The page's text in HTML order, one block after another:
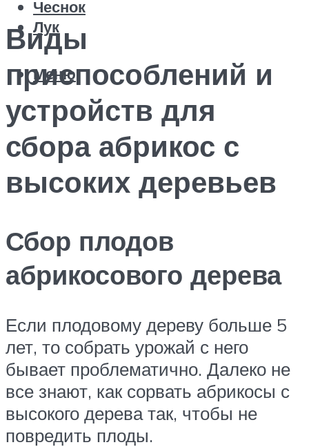
Чеснок
Лук
Меню
Виды
приспособлений и
устройств для
сбора абрикос с
высоких деревьев
Сбор плодов
абрикосового дерева
Если плодовому дереву больше 5
лет, то собрать урожай с него
бывает проблематично. Далеко не
все знают, как сорвать абрикосы с
высокого дерева так, чтобы не
повредить плоды.